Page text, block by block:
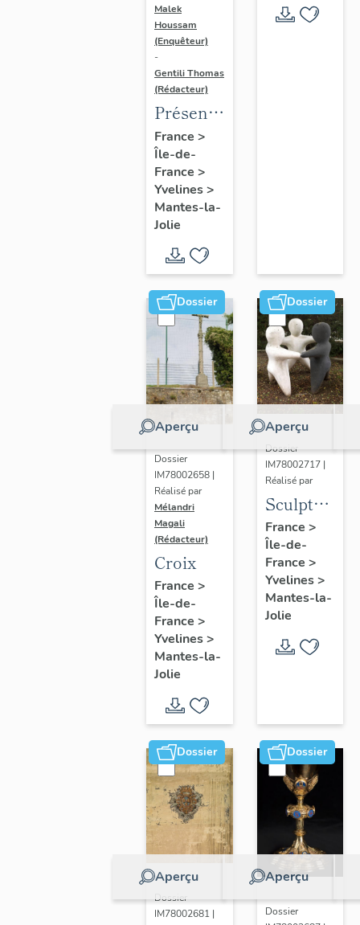
Malek
Houssam
(Enquêteur)
-
Gentili Thomas
(Rédacteur)
Présentation
de
l'étude
France >
Île-de-
France >
Yvelines>
Mantes-la-
Jolie
Dossier
Aperçu
Dossier
IM78002658 |
Réalisé par
Mélandri
Magali
(Rédacteur)
Croix
France >
Île-de-
France >
Yvelines>
Mantes-la-
Jolie
Dossier
Aperçu
Dossier
IM78002717 |
Réalisé par
Sculpture
: la
Ronde
France >
Île-de-
France >
Yvelines>
Mantes-la-
Jolie
Dossier
Aperçu
Dossier
IM78002681 |
Dossier
Aperçu
Dossier